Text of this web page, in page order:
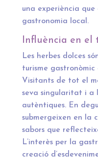
una experiència
gastronomia local.
Influència en
Les herbes dolces
turisme gastronòmic
Visitants de tot el
seva singularitat i a
autèntiques. En
submergeixen en la
sabors que
L’interès per la
creació